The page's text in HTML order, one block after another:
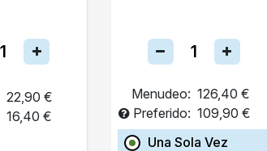
22,90 €
16,40 €
Menudeo: 126,40 €
Preferido: 109,90 €
Una Sola Vez